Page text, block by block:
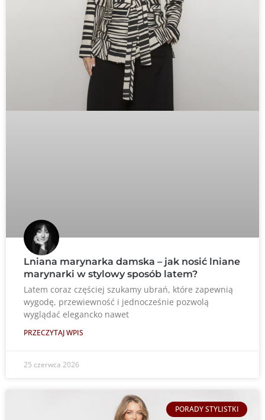
Lniana marynarka damska – jak nosić lniane
marynarki w stylowy sposób latem?
Latem coraz częściej szukamy ubrań, które zapewnią
wygodę, przewiewność i jednocześnie pozwolą
wyglądać elegancko nawet
PRZECZYTAJ WPIS
25 czerwca 2026
PORADY STYLISTKI